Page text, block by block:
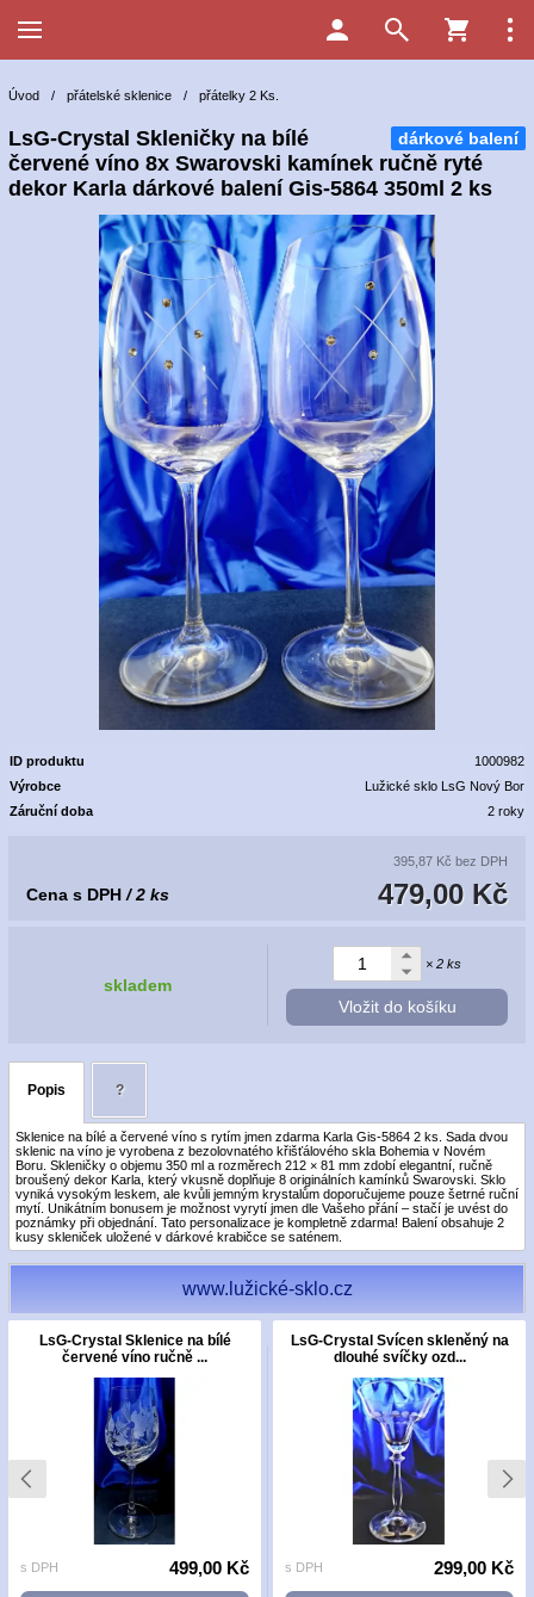
Úvod / přátelské sklenice / přátelky 2 Ks.
dárkové balení
LsG-Crystal Skleničky na bílé
červené víno 8x Swarovski kamínek ručně ryté
dekor Karla dárkové balení Gis-5864 350ml 2 ks
ID produktu
1000982
Výrobce
Lužické sklo LsG Nový Bor
Záruční doba
2 roky
395,87 Kč bez DPH
479,00 Kč
Cena s DPH / 2 ks
skladem
× 2 ks
Vložit do košíku
Popis ?
Sklenice na bílé a červené víno s rytím jmen zdarma Karla Gis-5864 2 ks. Sada dvou
sklenic na víno je vyrobena z bezolovnatého křišťálového skla Bohemia v Novém
Boru. Skleničky o objemu 350 ml a rozměrech 212 × 81 mm zdobí elegantní, ručně
broušený dekor Karla, který vkusně doplňuje 8 originálních kamínků Swarovski. Sklo
vyniká vysokým leskem, ale kvůli jemným krystalům doporučujeme pouze šetrné ruční
mytí. Unikátním bonusem je možnost vyrytí jmen dle Vašeho přání – stačí je uvést do
poznámky při objednání. Tato personalizace je kompletně zdarma! Balení obsahuje 2
kusy skleniček uložené v dárkové krabičce se saténem.
www.lužické-sklo.cz
LsG-Crystal Sklenice na bílé
červené víno ručně ...
s DPH 499,00 Kč
LsG-Crystal Svícen skleněný na
dlouhé svíčky ozd...
s DPH 299,00 Kč